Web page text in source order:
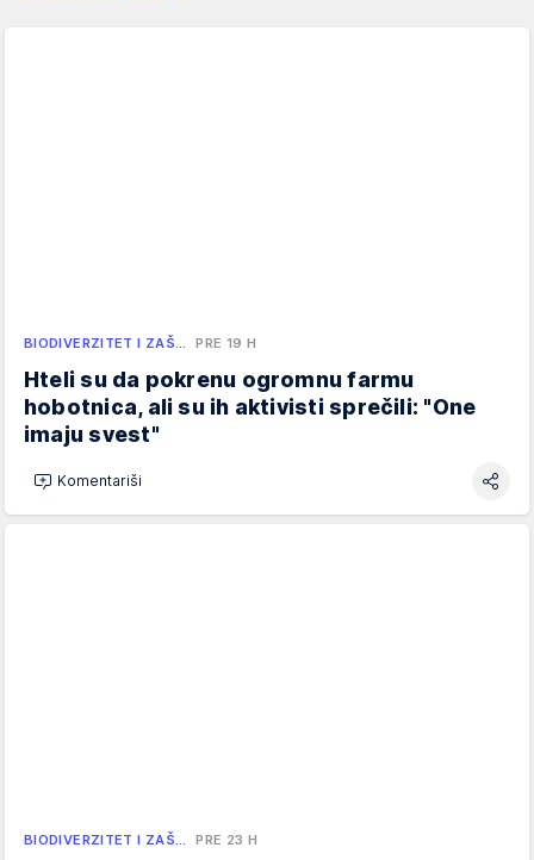
BIODIVERZITET I ZAŠ… PRE 19 H
Hteli su da pokrenu ogromnu farmu
hobotnica, ali su ih aktivisti sprečili: "One
imaju svest"
Komentariši
BIODIVERZITET I ZAŠ… PRE 23 H